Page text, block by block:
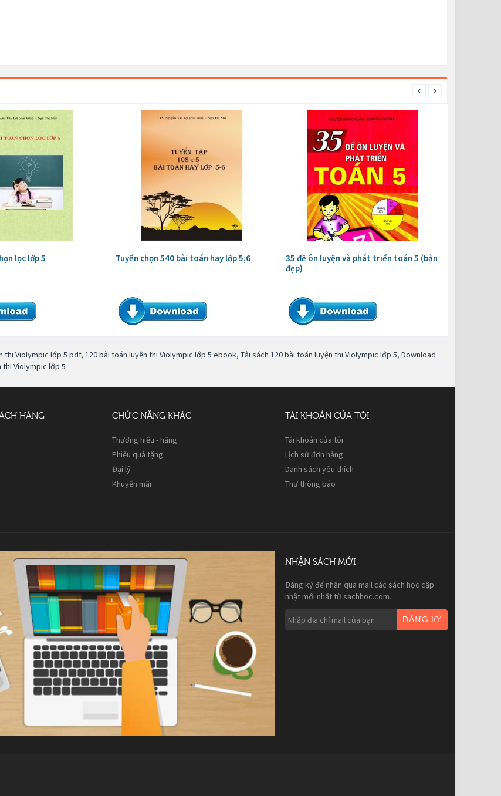
lọc lớp 5 Tuyển chọn 540 bài toán hay lớp 5,6
35 đề ôn luyện và phát triển toán 5 (bản
đẹp)
thi Violympic lớp 5 pdf, 120 bài toán luyện thi Violympic lớp 5 ebook, Tải sách 120 bài toán luyện thi Violympic lớp 5, Download
thi Violympic lớp 5
HÀNG CHỨC NĂNG KHÁC
Thương hiệu - hãng
Phiếu quà tặng
Đại lý
Khuyến mãi
TÀI KHOẢN CỦA TÔI
Tài khoản của tôi
Lịch sử đơn hàng
Danh sách yêu thích
Thư thông báo
NHẬN SÁCH MỚI
Đăng ký để nhận qua mail các sách học cập
nhật mới nhất từ sachhoc.com.
ĐĂNG KÝ